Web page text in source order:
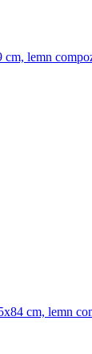
cm, lemn
cm, lemn